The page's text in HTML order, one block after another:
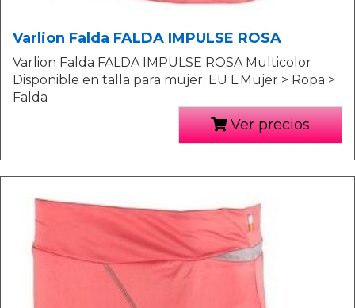
Varlion Falda FALDA IMPULSE ROSA
Varlion Falda FALDA IMPULSE ROSA Multicolor
Disponible en talla para mujer. EU L.Mujer > Ropa >
Falda
Ver precios